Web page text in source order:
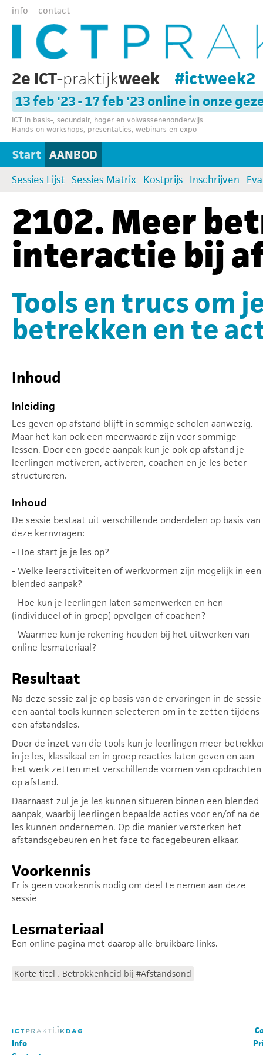
info contact
2e ICT-praktijkweek #ictweek2
13 feb '23 - 17 feb '23 online in onze
ICT in basis-, secundair, hoger en volwassenenonderwijs
Hands-on workshops, presentaties, webinars en expo
Start AANBOD
Sessies Lijst Sessies Matrix Kostprijs Inschrijven
2102. Meer
interactie bij
Tools en trucs om
betrekken en te
Inhoud
Inleiding
Les geven op afstand blijft in sommige scholen aanwezig.
Maar het kan ook een meerwaarde zijn voor sommige
lessen. Door een goede aanpak kun je ook op afstand je
leerlingen motiveren, activeren, coachen en je les beter
structureren.
Inhoud
De sessie bestaat uit verschillende onderdelen op basis van
deze kernvragen:
- Hoe start je je les op?
- Welke leeractiviteiten of werkvormen zijn mogelijk in een
blended aanpak?
- Hoe kun je leerlingen laten samenwerken en hen
(individueel of in groep) opvolgen of coachen?
- Waarmee kun je rekening houden bij het uitwerken van
online lesmateriaal?
Resultaat
Na deze sessie zal je op basis van de ervaringen in de sessie
een aantal tools kunnen selecteren om in te zetten tijdens
een afstandsles.
Door de inzet van die tools kun je leerlingen meer
in je les, klassikaal en in groep reacties laten geven en aan
het werk zetten met verschillende vormen van opdrachten
op afstand.
Daarnaast zul je je les kunnen situeren binnen een blended
aanpak, waarbij leerlingen bepaalde acties voor en/of na de
les kunnen ondernemen. Op die manier versterken het
afstandsgebeuren en het face to facegebeuren elkaar.
Voorkennis
Er is geen voorkennis nodig om deel te nemen aan deze
sessie
Lesmateriaal
Een online pagina met daarop alle bruikbare links.
Korte titel : Betrokkenheid bij #Afstandsond
Info